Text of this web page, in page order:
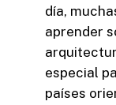
día,
aprender
especial
países